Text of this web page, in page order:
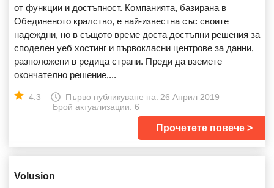
от функции и достъпност. Компанията, базирана в
Обединеното кралство, е най-известна със своите
надеждни, но в същото време доста достъпни решения за
споделен уеб хостинг и първокласни центрове за данни,
разположени в редица страни. Преди да вземете
окончателно решение,...
4.3 Първо публикуване на: 26 Април 2019
Брой актуализации: 6
Прочетете повече
Volusion